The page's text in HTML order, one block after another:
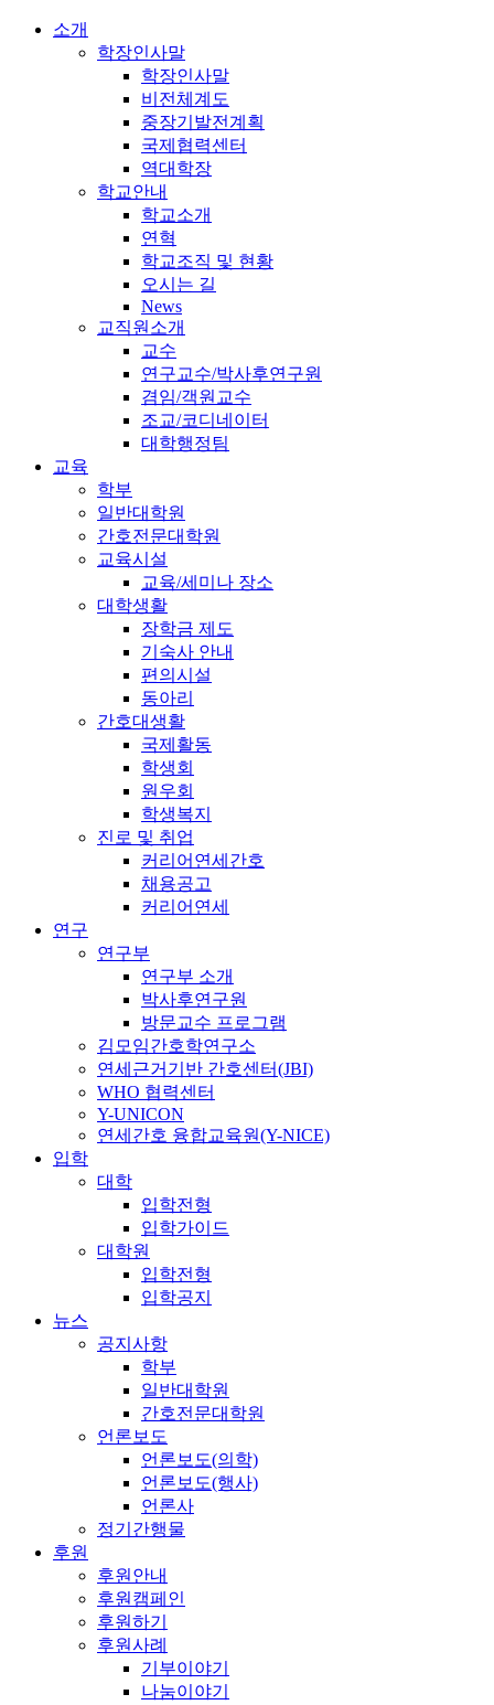
소개
학장인사말
학장인사말
비전체계도
중장기발전계획
국제협력센터
역대학장
학교안내
학교소개
연혁
학교조직 및 현황
오시는 길
News
교직원소개
교수
연구교수/박사후연구원
겸임/객원교수
조교/코디네이터
대학행정팀
교육
학부
일반대학원
간호전문대학원
교육시설
교육/세미나 장소
대학생활
장학금 제도
기숙사 안내
편의시설
동아리
간호대생활
국제활동
학생회
원우회
학생복지
진로 및 취업
커리어연세간호
채용공고
커리어연세
연구
연구부
연구부 소개
박사후연구원
방문교수 프로그램
김모임간호학연구소
연세근거기반 간호센터(JBI)
WHO 협력센터
Y-UNICON
연세간호 융합교육원(Y-NICE)
입학
대학
입학전형
입학가이드
대학원
입학전형
입학공지
뉴스
공지사항
학부
일반대학원
간호전문대학원
언론보도
언론보도(의학)
언론보도(행사)
언론사
정기간행물
후원
후원안내
후원캠페인
후원하기
후원사례
기부이야기
나눔이야기